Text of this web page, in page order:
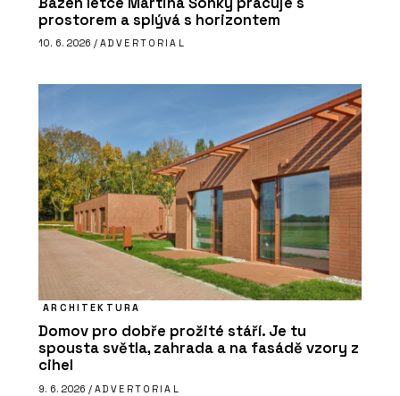
prostorem a splývá s horizontem
10. 6. 2026 / ADVERTORIAL
ARCHITEKTURA
Domov pro dobře prožité stáří. Je tu
spousta světla, zahrada a na fasádě vzory z
cihel
9. 6. 2026 / ADVERTORIAL